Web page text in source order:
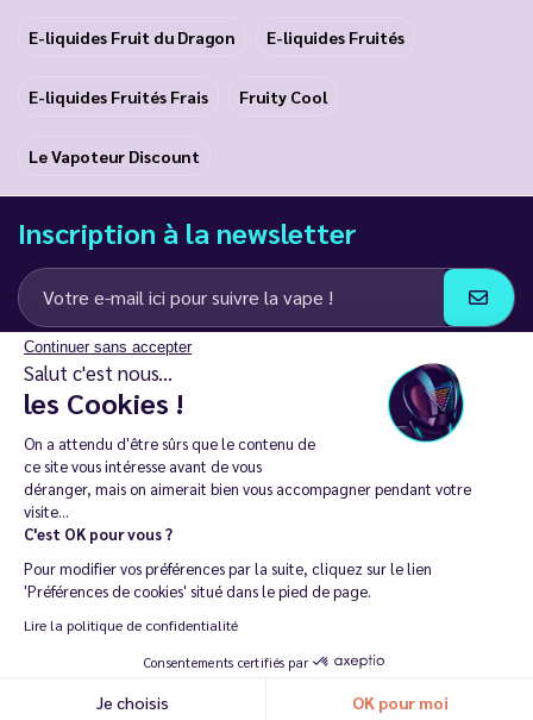
Continuer sans accepter
Salut c'est nous...
les Cookies !
On a attendu d'être sûrs que le contenu de
ce site vous intéresse avant de vous
déranger, mais on aimerait bien vous accompagner pendant votre
visite...
C'est OK pour vous ?
Pour modifier vos préférences par la suite, cliquez sur le lien
'Préférences de cookies' situé dans le pied de page.
Lire la politique de confidentialité
Consentements certifiés par
Je choisis OK pour moi
E-liquides Fruit du Dragon E-liquides Fruités
E-liquides Fruités Frais Fruity Cool
Le Vapoteur Discount
Inscription à la newsletter
J’accepte de recevoir des communications e-mail et SMS de la part de
LD Groupe
Restez en contact
La vente de cigarette électronique est interdite chez les moins de
18 ans. 🔞
Copyright © 2014 - 2026 Le Vapoteur Discount - Tous droits
Ne vapotez pas si vous ne fumez pas.